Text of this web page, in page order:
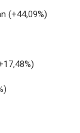
(+44,09%)